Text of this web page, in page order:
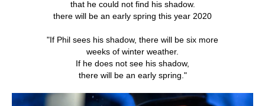
that he could not find his shadow.
there will be an early spring this year 2020
"If Phil sees his shadow, there will be six more
weeks of winter weather.
If he does not see his shadow,
there will be an early spring."